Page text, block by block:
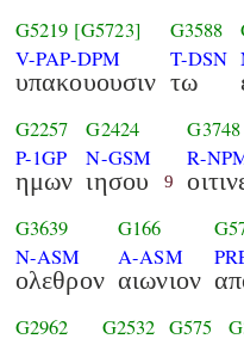
G5219 [G5723]
V-PAP-DPM
υπακουουσιν
G3588
T-DSN
τω
G2257
P-1GP
ημων
G2424
N-GSM
ιησου 9
G3748
R-
G3639
N-ASM
ολεθρον
G166
A-ASM
αιωνιον
G2962
G2532 G575